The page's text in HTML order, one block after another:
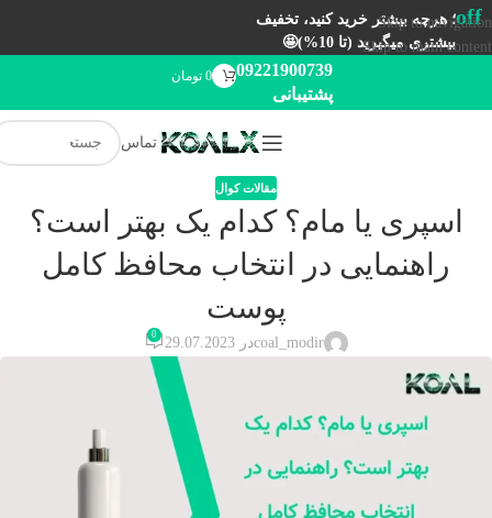
Skip to navigation
Skip to main content
off؛ هرچه بیشتر خرید کنید، تخفیف
بیشتری میگیرید (تا 10%)🤩
09221900739
پشتیبانی
0 تومان
تماس
مقالات کوال
اسپری یا مام؟ کدام یک بهتر است؟
راهنمایی در انتخاب محافظ کامل
پوست
coal_modirدر 29.07.2023 0